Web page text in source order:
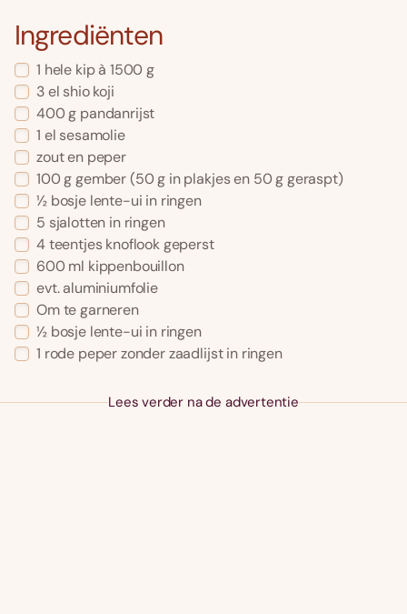
Ingrediënten
1 hele kip à 1500 g
3 el shio koji
400 g pandanrijst
1 el sesamolie
zout en peper
100 g gember (50 g in plakjes en 50 g geraspt)
½ bosje lente-ui in ringen
5 sjalotten in ringen
4 teentjes knoflook geperst
600 ml kippenbouillon
evt. aluminiumfolie
Om te garneren
½ bosje lente-ui in ringen
1 rode peper zonder zaadlijst in ringen
Lees verder na de advertentie